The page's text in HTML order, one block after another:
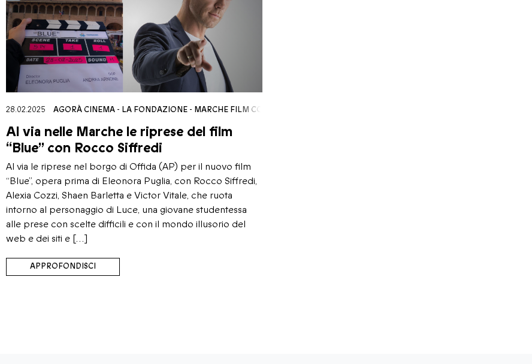
28.02.2025 AGORÀ CINEMA- LA FONDAZIONE- MARCHE FILM COMMISSION
Al via nelle Marche le riprese del film
“Blue” con Rocco Siffredi
Al via le riprese nel borgo di Offida (AP) per il nuovo film
“Blue”, opera prima di Eleonora Puglia, con Rocco Siffredi,
Alexia Cozzi, Shaen Barletta e Victor Vitale, che ruota
intorno al personaggio di Luce, una giovane studentessa
alle prese con scelte difficili e con il mondo illusorio del
web e dei siti e […]
APPROFONDISCI